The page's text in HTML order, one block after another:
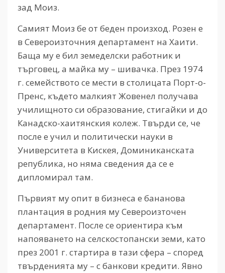
зад Моиз.
Самият Моиз бе от беден произход. Розен е
в Североизточния департамент на Хаити.
Баща му е бил земеделски работник и
търговец, а майка му – шивачка. През 1974
г. семейството се мести в столицата Порт-о-
Пренс, където малкият Жовенел получава
училищното си образование, стигайки и до
Канадско-хаитянския колеж. Твърди се, че
после е учил и политически науки в
Университета в Кискея, Доминиканската
република, но няма сведения да се е
дипломирал там.
Първият му опит в бизнеса е бананова
плантация в родния му Североизточен
департамент. После се ориентира към
напояването на селскостопански земи, като
през 2001 г. стартира в тази сфера – според
твърденията му – с банкови кредити. Явно